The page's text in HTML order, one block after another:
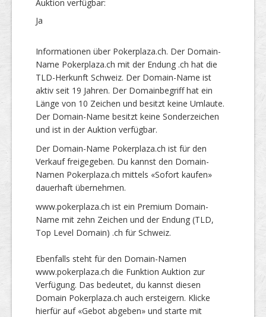
Auktion verfügbar:
Ja
Informationen über Pokerplaza.ch. Der Domain-
Name Pokerplaza.ch mit der Endung .ch hat die
TLD-Herkunft Schweiz. Der Domain-Name ist
aktiv seit 19 Jahren. Der Domainbegriff hat ein
Länge von 10 Zeichen und besitzt keine Umlaute.
Der Domain-Name besitzt keine Sonderzeichen
und ist in der Auktion verfügbar.
Der Domain-Name Pokerplaza.ch ist für den
Verkauf freigegeben. Du kannst den Domain-
Namen Pokerplaza.ch mittels «Sofort kaufen»
dauerhaft übernehmen.
www.pokerplaza.ch ist ein Premium Domain-
Name mit zehn Zeichen und der Endung (TLD,
Top Level Domain) .ch für Schweiz.
Ebenfalls steht für den Domain-Namen
www.pokerplaza.ch die Funktion Auktion zur
Verfügung. Das bedeutet, du kannst diesen
Domain Pokerplaza.ch auch ersteigern. Klicke
hierfür auf «Gebot abgeben» und starte mit